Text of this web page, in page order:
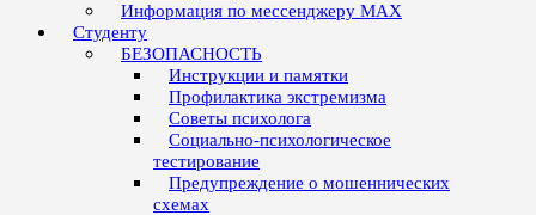
Информация по мессенджеру MAX
Студенту
БЕЗОПАСНОСТЬ
Инструкции и памятки
Профилактика экстремизма
Советы психолога
Социально-психологическое
тестирование
Предупреждение о мошеннических
схемах